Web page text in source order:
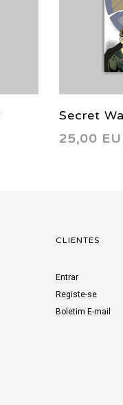
Secret
25,00
CLIENTES
Entrar
Registe-se
Boletim E-mail